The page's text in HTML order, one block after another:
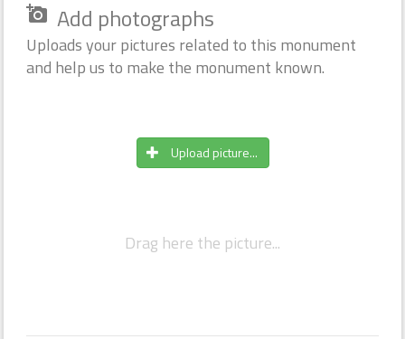
add_a_photo Add photographs
Uploads your pictures related to this monument
and help us to make the monument known.
Upload picture...
Drag here the picture...